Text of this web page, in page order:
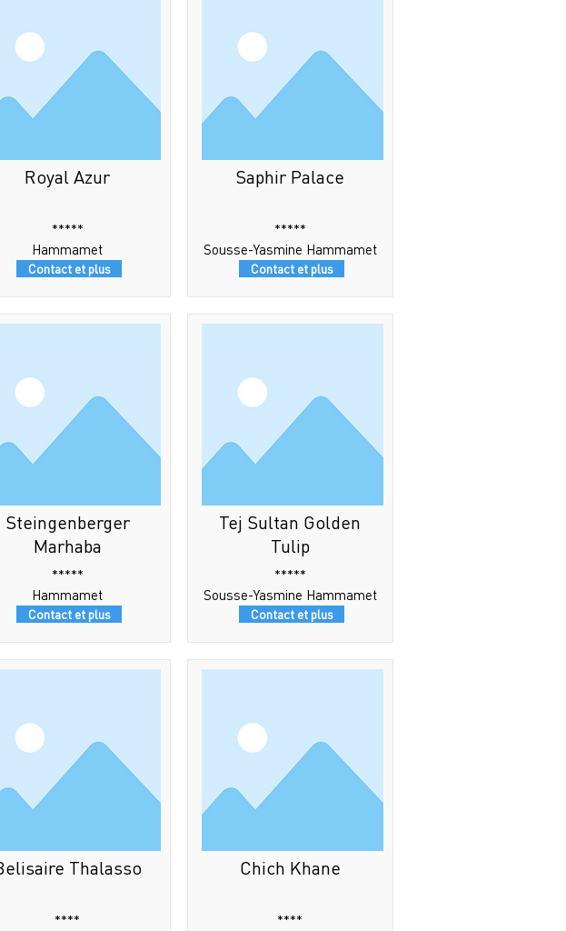
Royal Azur
*****
Hammamet
Contact et plus
Steingenberger
Marhaba
*****
Hammamet
Contact et plus
Thalasso
****
Saphir Palace
*****
Sousse-Yasmine Hammamet
Contact et plus
Tej Sultan Golden
Tulip
*****
Sousse-Yasmine Hammamet
Contact et plus
Chich Khane
****